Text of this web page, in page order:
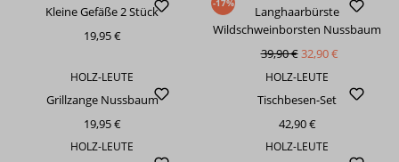
Kleine Gefäße 2 Stück
19,95 €
-17%
Langhaarbürste
Wildschweinborsten Nussbaum
39,90 €32,90 €
HOLZ-LEUTE
Grillzange Nussbaum
19,95 €
HOLZ-LEUTE
Tischbesen-Set
42,90 €
HOLZ-LEUTE HOLZ-LEUTE